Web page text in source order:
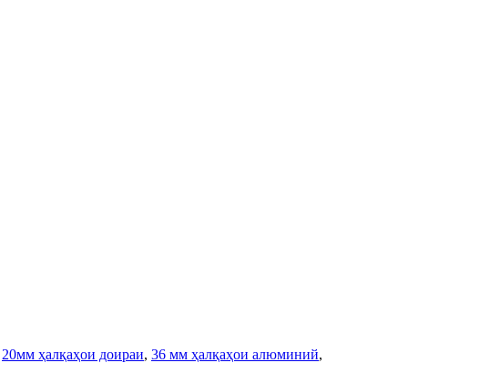
20мм ҳалқаҳои доираи, 36 мм ҳалқаҳои алюминий,